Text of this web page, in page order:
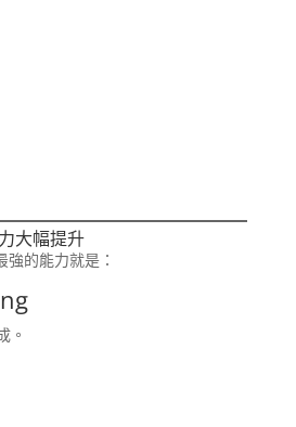
大幅提升
的能力就是：
。